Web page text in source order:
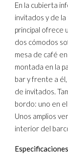
En la cubierta
invitados y de
principal ofrece
dos cómodos
mesa de café
montada en la
bar y frente a
de invitados.
bordo: uno en
Unos amplios
interior del